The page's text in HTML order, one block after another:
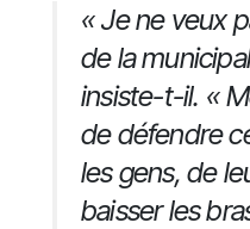
« Je ne veux
de la
insiste-t-il. «
de défendre
les gens, de
baisser les